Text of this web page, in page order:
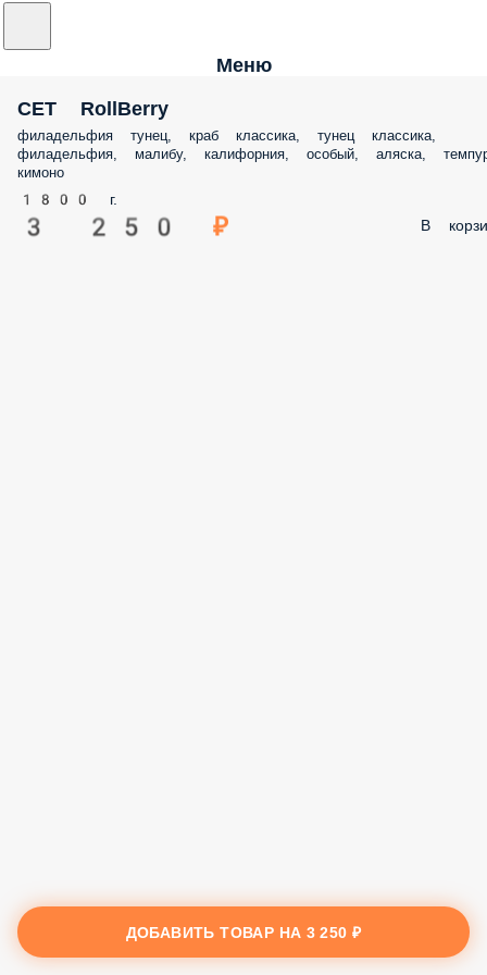
Меню
СЕТ RollBerry
филадельфия тунец, краб классика, тунец классика,
филадельфия, малибу, калифорния, особый, аляска,
кимоно
1800 г.
3 250 ₽ В
ДОБАВИТЬ ТОВАР НА 3 250 ₽